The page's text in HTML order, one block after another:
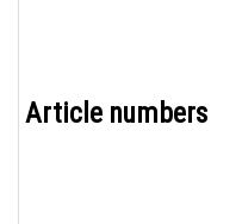
Article numbers